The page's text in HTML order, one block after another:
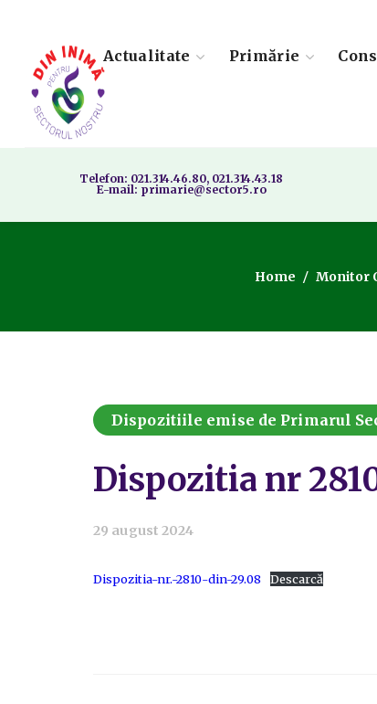
Actualitate Primărie
Telefon: 021.314.46.80, 021.314.43.18
E-mail: primarie@sector5.ro
Home Monitor
Dispozitiile emise de Primarul
Dispozitia nr
29 august 2024
Dispozitia-nr.-2810-din-29.08 Descarcă